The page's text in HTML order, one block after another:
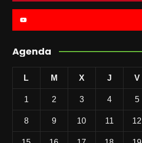
Agenda
L M X J V
1 2 3 4 5
8 9 10 11 12